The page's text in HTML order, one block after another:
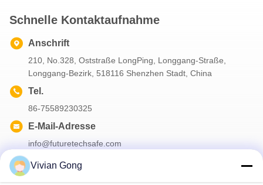
Schnelle Kontaktaufnahme
Anschrift
210, No.328, Oststraße LongPing, Longgang-Straße,
Longgang-Bezirk, 518116 Shenzhen Stadt, China
Tel.
86-75589230325
E-Mail-Adresse
info@futuretechsafe.com
Vivian Gong